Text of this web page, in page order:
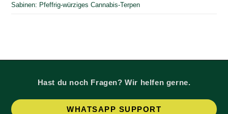
Sabinen: Pfeffrig-würziges Cannabis-Terpen
Hast du noch Fragen? Wir helfen gerne.
WHATSAPP SUPPORT